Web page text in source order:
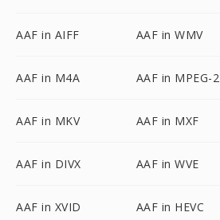
AAF in AIFF AAF in WMV
AAF in M4A AAF in MPEG-2
AAF in MKV AAF in MXF
AAF in DIVX AAF in WVE
AAF in XVID AAF in HEVC